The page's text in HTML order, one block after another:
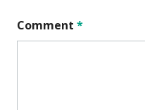
Comment *